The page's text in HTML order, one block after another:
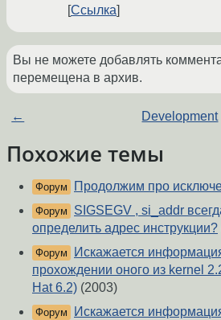
Ссылка
Вы не можете добавлять
перемещена в архив.
← Development
Похожие темы
Форум Продолжим про
Форум
SIGSEGV , si_addr
определить адрес инструкции?
Форум
Искажается
прохождении оного из kernel
Hat 6.2) (2003)
Форум
Искажается